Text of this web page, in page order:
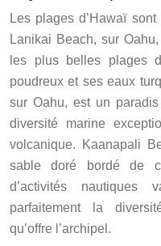
Les plages d’Hawaï
Lanikai Beach, sur
les plus belles plages
poudreux et ses eaux
sur Oahu, est un
diversité marine
volcanique. Kaanapali
sable doré bordé de
d’activités nautiques
parfaitement la
qu’offre l’archipel.